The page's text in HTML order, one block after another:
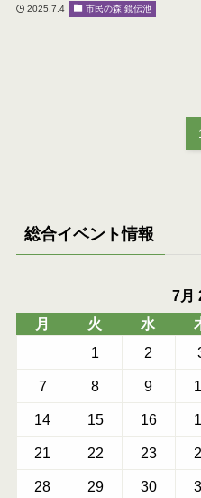
2025.7.4 市民の森 鏡伝池
総合イベント情報
7月
月
火 水
1
2
7 8 9
14 15 16
21 22 23
28 29 30